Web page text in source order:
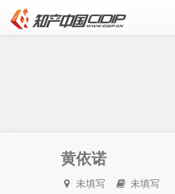
黄依诺
未填写 未填写